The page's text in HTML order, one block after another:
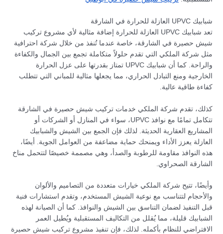
شبابيك UPVC العازلة للحرارة في الشارقة
تعد شبابيك UPVC العازلة للحرارة إضافة مثالية لأي مشروع تركيب
شيش حصيرة في الشارقة، خاصة عندما تُنفذ من خلال شركة احترافية
مثل شركة الملكي التي تقدم حلولاً متكاملة تجمع بين الجمال والكفاءة
والراحة. كما أن شبابيك UPVC تمتاز بقدرتها على عزل الحرارة
الخارجية ومنع التبادل الحراري، مما يجعلها مثالية للمباني التي تتطلب
كفاءة طاقية عالية.
كذلك، تقدم شركة الملكي خدمات تركيب شيش حصيرة في الشارقة
تتكامل تمامًا مع نوافذ UPVC، سواء في المنازل أو الشركات أو
المشاريع العقارية الحديثة. لذلك فإن الجمع بين الشيش والشبابيك
العازلة يعزز الأداء ويمنحك حماية مضاعفة من العوامل الجوية. أيضًا،
هذه النوافذ مقاومة للرطوبة والصدأ، وهي مصممة خصيصًا لتتحمل مناخ
الشارقة الصحراوي.
وأيضًا، تتيح شركة الملكي خيارات متعددة من التصاميم والألوان
والأحجام لتتناسب مع نوعية الشيش المستخدم، وتقدم استشارات فنية
قبل التنفيذ لضمان التناسق بين الشيش والنوافذ. كما أن الصيانة لهذه
الشبابيك قليلة، مما يُقلل من التكاليف المستقبلية ويُطيل العمر
الافتراضي للنظام بأكمله. لذلك، فإن تنفيذ مشروع تركيب شيش حصيرة